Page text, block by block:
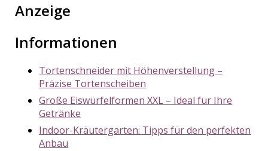
Anzeige
Informationen
Tortenschneider mit Höhenverstellung –
Präzise Tortenscheiben
Große Eiswürfelformen XXL – Ideal für Ihre
Getränke
Indoor-Kräutergarten: Tipps für den perfekten
Anbau